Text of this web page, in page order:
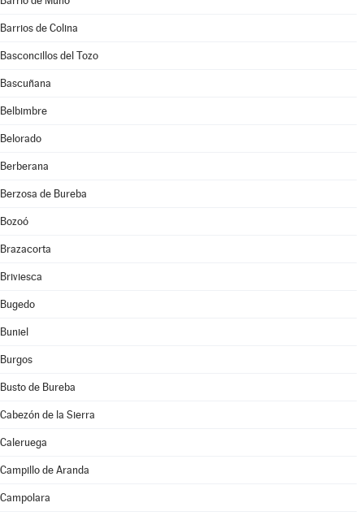
Barrios de Colina
Basconcillos del Tozo
Bascuñana
Belbimbre
Belorado
Berberana
Berzosa de Bureba
Bozoó
Brazacorta
Briviesca
Bugedo
Buniel
Burgos
Busto de Bureba
Cabezón de la Sierra
Caleruega
Campillo de Aranda
Campolara